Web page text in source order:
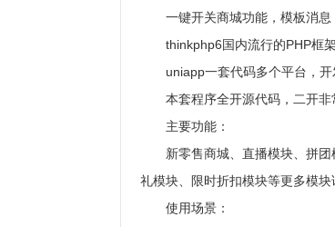
一键开关商城功能，模板消息
thinkphp6国内流行的PHP框
uniapp一套代码多个平台，开
本套程序全开源代码，二开非
主要功能：
新零售商城、直播模块、拼
礼模块、限时折扣模块等更多模
使用场景：